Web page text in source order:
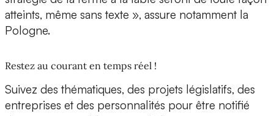
atteints, même sans texte », assure notamment la
Pologne.
Restez au courant en temps réel !
Suivez des thématiques, des projets législatifs, des
entreprises et des personnalités pour être notifié